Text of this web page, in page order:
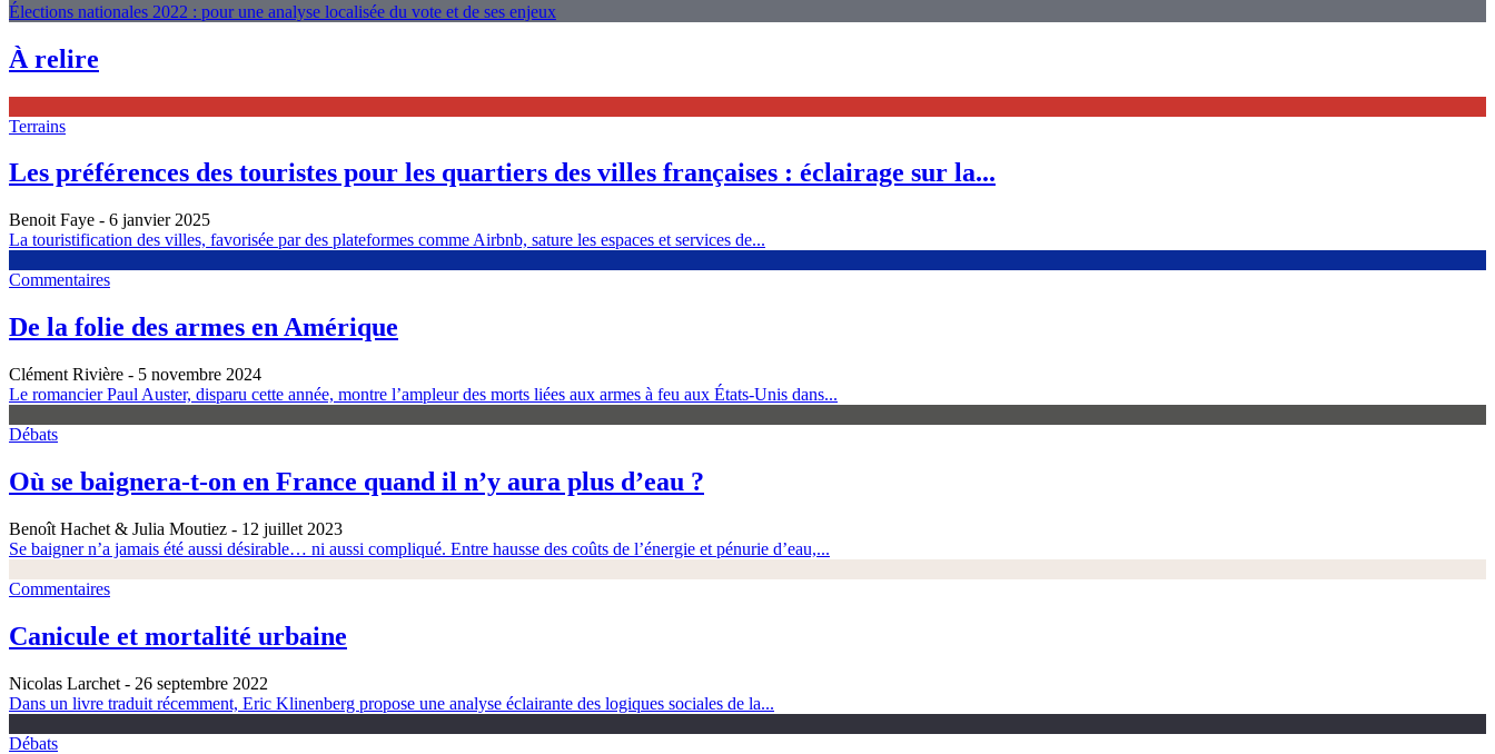
Élections nationales 2022 : pour une analyse localisée du vote et de ses enjeux
À relire
Terrains
Les préférences des touristes pour les quartiers des villes françaises : éclairage sur la...
Benoit Faye - 6 janvier 2025
La touristification des villes, favorisée par des plateformes comme Airbnb, sature les espaces et services de...
Commentaires
De la folie des armes en Amérique
Clément Rivière - 5 novembre 2024
Le romancier Paul Auster, disparu cette année, montre l’ampleur des morts liées aux armes à feu aux États-Unis dans...
Débats
Où se baignera-t-on en France quand il n’y aura plus d’eau ?
Benoît Hachet & Julia Moutiez - 12 juillet 2023
Se baigner n’a jamais été aussi désirable… ni aussi compliqué. Entre hausse des coûts de l’énergie et pénurie d’eau,...
Commentaires
Canicule et mortalité urbaine
Nicolas Larchet - 26 septembre 2022
Dans un livre traduit récemment, Eric Klinenberg propose une analyse éclairante des logiques sociales de la...
Débats